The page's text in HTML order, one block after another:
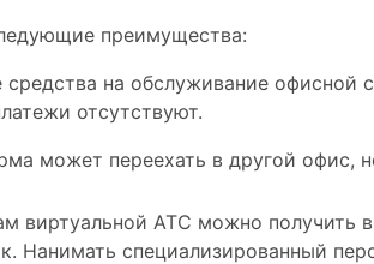
преимущества:
на обслуживание офисной
отсутствуют.
может переехать в другой офис,
виртуальной АТС можно получить
Нанимать специализированный